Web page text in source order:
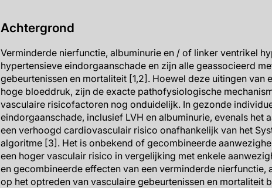
Achtergrond
Verminderde nierfunctie, albuminurie en / of linker ventrikel
hypertensieve eindorgaanschade en zijn alle geassocieerd
gebeurtenissen en mortaliteit [1,2]. Hoewel deze uitingen
hoge bloeddruk, zijn de exacte pathofysiologische
vasculaire risicofactoren nog onduidelijk. In gezonde
eindorgaanschade, inclusief LVH en albuminurie, evenals het
een verhoogd cardiovasculair risico onafhankelijk van het
algoritme [3]. Het is onbekend of gecombineerde
een hoger vasculair risico in vergelijking met enkele
en gecombineerde effecten van een verminderde
op het optreden van vasculaire gebeurtenissen en mortaliteit